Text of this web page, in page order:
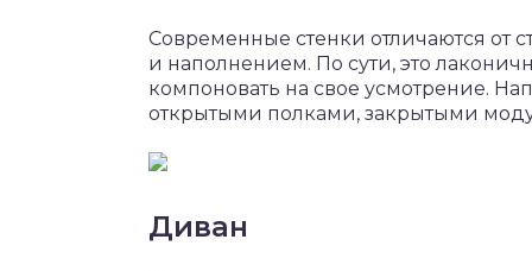
Современные стенки отличаются от
и наполнением. По сути, это
компоновать на свое усмотрение.
открытыми полками, закрытыми
Диван